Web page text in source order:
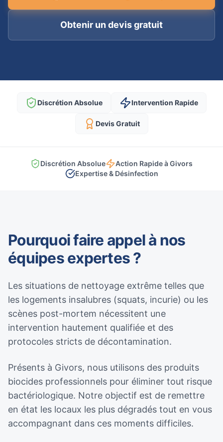
Obtenir un devis gratuit
Discrétion Absolue Intervention Rapide
Devis Gratuit
Discrétion Absolue
Action Rapide à Givors
Expertise & Désinfection
Pourquoi faire appel à nos
équipes expertes ?
Les situations de nettoyage extrême telles que
les logements insalubres (squats, incurie) ou les
scènes post-mortem nécessitent une
intervention hautement qualifiée et des
protocoles stricts de décontamination.
Présents à Givors, nous utilisons des produits
biocides professionnels pour éliminer tout risque
bactériologique. Notre objectif est de remettre
en état les locaux les plus dégradés tout en vous
accompagnant dans ces moments difficiles.